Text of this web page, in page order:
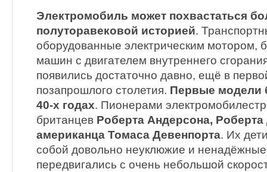
Электромобиль может похвастаться
полуторавековой историей.
оборудованные электрическим мотором,
машин с двигателем внутреннего
появились достаточно давно, ещё в
позапрошлого столетия. Первые модели
40-х годах. Пионерами
британцев Роберта Андерсона,
американца Томаса Девенпорта. Их
собой довольно неуклюжие и ненадёжные
передвигались с очень небольшой